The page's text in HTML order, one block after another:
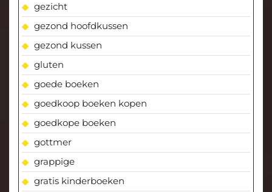
gezicht
gezond hoofdkussen
gezond kussen
gluten
goede boeken
goedkoop boeken kopen
goedkope boeken
gottmer
grappige
gratis kinderboeken